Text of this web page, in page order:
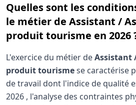
Quelles sont les
le métier de Assistant /
produit tourisme en 2026
L'exercice du métier deAssistant
produit tourismese caractérise
de travail dont l'indice de qualité
2026 , l'analyse des contraintes